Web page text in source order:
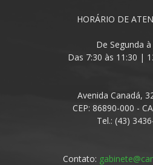
HORÁRIO DE
De Segunda
Das 7:30 às 11:30 |
Avenida Canadá,
CEP: 86890-000 -
Tel.: (43)
Contato: